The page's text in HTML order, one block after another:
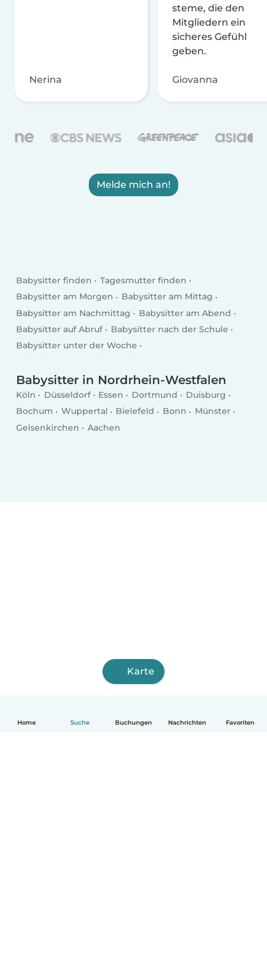
Home Suche Buchungen Nachrichten Favoriten
Nerina
steme, die den
Mitgliedern ein
sicheres Gefühl
geben.
Giovanna
Melde mich an!
Babysitter finden
Tagesmutter finden
Babysitter am Morgen
Babysitter am Mittag
Babysitter am Nachmittag
Babysitter am Abend
Babysitter auf Abruf
Babysitter nach der Schule
Babysitter unter der Woche
Babysitter am Wochenende
Babysitter in Nordrhein-Westfalen
Köln Düsseldorf Essen Dortmund
Duisburg
Bochum
Wuppertal Bielefeld Bonn
Münster
Gelsenkirchen
Aachen
Karte